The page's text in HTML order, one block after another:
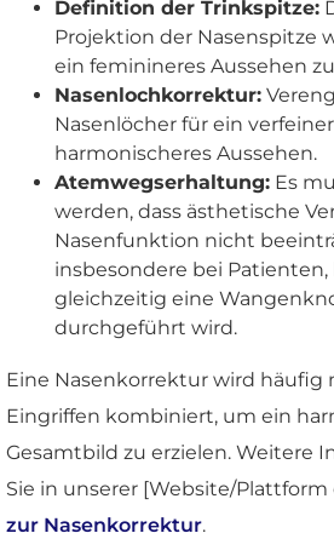
Definition der Trinkspitze:
Projektion der Nasenspitze
ein feminineres Aussehen
Nasenlochkorrektur:
Nasenlöcher für ein
harmonischeres Aussehen.
Atemwegserhaltung: Es
werden, dass ästhetische
Nasenfunktion nicht
insbesondere bei
gleichzeitig eine
durchgeführt wird.
Eine Nasenkorrektur wird häufig
Eingriffen kombiniert, um ein
Gesamtbild zu erzielen. Weitere
Sie in unserer [Website/
zur Nasenkorrektur.